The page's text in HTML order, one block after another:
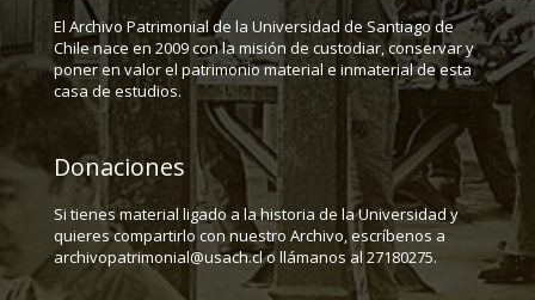
El Archivo Patrimonial de la Universidad de Santiago de
Chile nace en 2009 con la misión de custodiar, conservar y
poner en valor el patrimonio material e inmaterial de esta
casa de estudios.
Donaciones
Si tienes material ligado a la historia de la Universidad y
quieres compartirlo con nuestro Archivo, escríbenos a
archivopatrimonial@usach.cl o llámanos al 27180275.